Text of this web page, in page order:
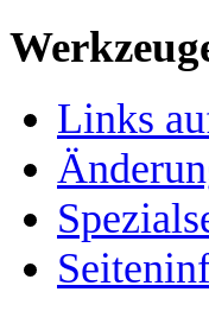
Links